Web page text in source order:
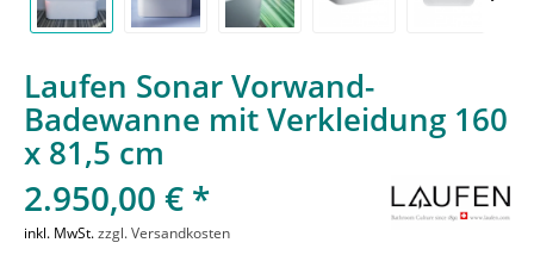
Laufen Sonar Vorwand-
Badewanne mit Verkleidung 160
x 81,5 cm
2.950,00 € *
inkl. MwSt.zzgl. Versandkosten